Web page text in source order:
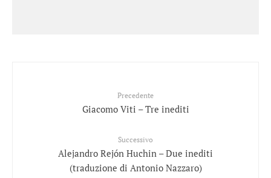
Precedente
Giacomo Viti – Tre inediti
Successivo
Alejandro Rejón Huchin – Due inediti
(traduzione di Antonio Nazzaro)